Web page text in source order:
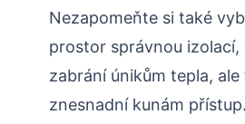
Nezapomeňte si také
prostor správnou izolací,‌
zabrání únikům tepla, ale⁢
znesnadní kunám ‍přístup.